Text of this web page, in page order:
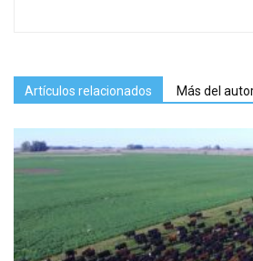
Artículos relacionados Más del